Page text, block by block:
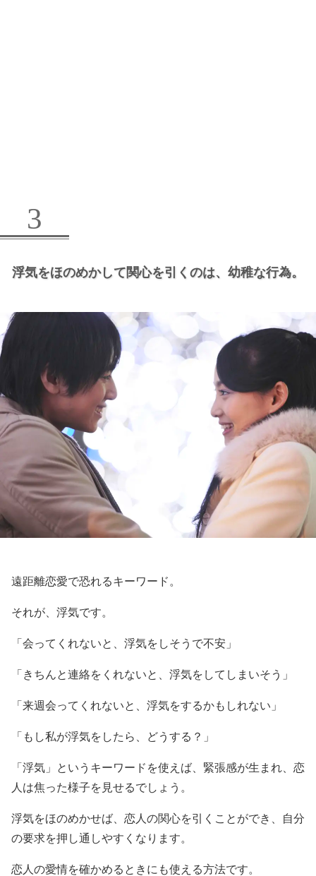
3
浮気をほのめかして関心を引くのは、 幼稚な行為。
遠距離恋愛で恐れるキーワード。
それが、浮気です。
「会ってくれないと、浮気をしそうで不安」
「きちんと連絡をくれないと、浮気をしてしまいそう」
「来週会ってくれないと、浮気をするかもしれない」
「もし私が浮気をしたら、どうする？」
「浮気」というキーワードを使えば、緊張感が生まれ、恋
人は焦った様子を見せるでしょう。
浮気をほのめかせば、恋人の関心を引くことができ、自分
の要求を押し通しやすくなります。
恋人の愛情を確かめるときにも使える方法です。